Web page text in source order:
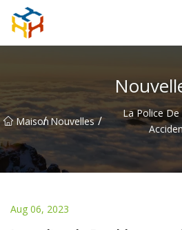
Maison
/ Nouvelles /
La Police De
Aug 06, 2023